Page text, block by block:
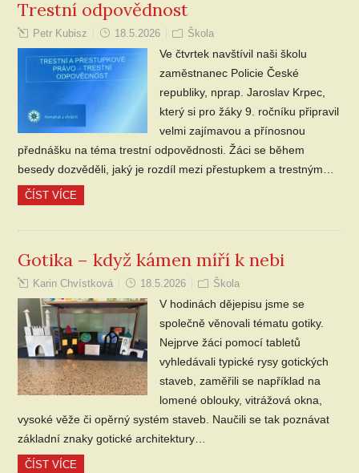
Trestní odpovědnost
Petr Kubisz 18.5.2026 Škola
Ve čtvrtek navštívil naši školu
zaměstnanec Policie České
republiky, nprap. Jaroslav Krpec,
který si pro žáky 9. ročníku připravil
velmi zajímavou a přínosnou
přednášku na téma trestní odpovědnosti. Žáci se během
besedy dozvěděli, jaký je rozdíl mezi přestupkem a trestným…
ČÍST VÍCE
Gotika – když kámen míří k nebi
Karin Chvístková 18.5.2026 Škola
V hodinách dějepisu jsme se
společně věnovali tématu gotiky.
Nejprve žáci pomocí tabletů
vyhledávali typické rysy gotických
staveb, zaměřili se například na
lomené oblouky, vitrážová okna,
vysoké věže či opěrný systém staveb. Naučili se tak poznávat
základní znaky gotické architektury…
ČÍST VÍCE